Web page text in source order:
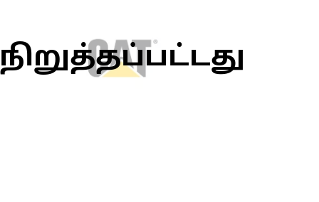
நிறுத்தப்பட்டது